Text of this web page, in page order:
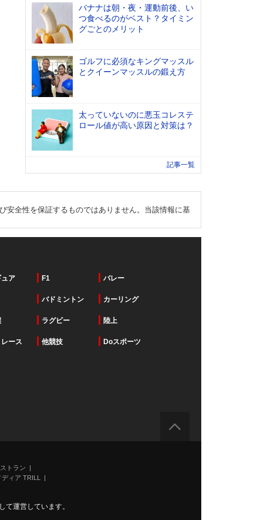
バナナは朝・夜・運動前後、い
つ食べるのがベスト？タイミン
グごとのメリット
ゴルフに必須なキングマッスル
とクイーンマッスルの鍛え方
太っていないのに悪玉コレステ
ロール値が高い原因と対策は？
記事一覧
安全性を保証するものではありません。当該情報に基
ュア F1 バレー
バドミントン カーリング
ラグビー 陸上
ース 他競技 Doスポーツ
トラン
ィア TRILL
運営しています。